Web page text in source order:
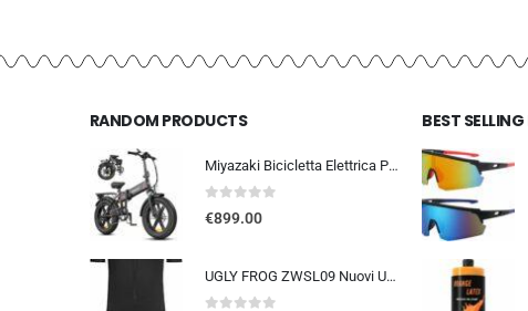
RANDOM PRODUCTS
Miyazaki Bicicletta Elettrica Pieghevole per Adulti – Ebike con Motore Brushless – Batteria Rimovibile 48V 14Ah – Bicicletta
0out of 5
€899.00
UGLY FROG ZWSL09 Nuovi Uomini Traspirante Primavera Autunno A Maniche Corta Ciclismo Body Skinsuit All’aperto Sportswear A…
BEST